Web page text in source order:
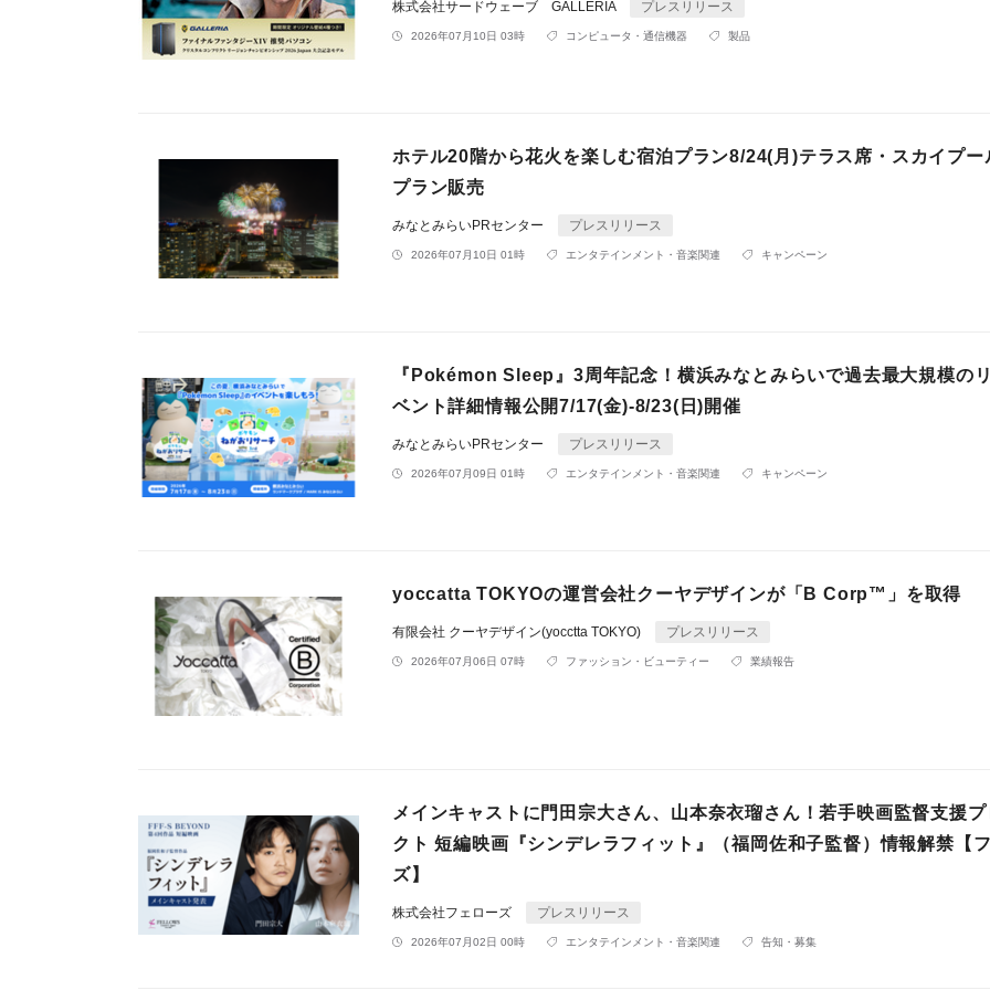
株式会社サードウェーブ GALLERIA プレスリリース
2026年07月10日 03時 コンピュータ・通信機器 製品
ホテル20階から花火を楽しむ宿泊プラン8/24(月)テラス席・スカイプー
プラン販売
みなとみらいPRセンター プレスリリース
2026年07月10日 01時 エンタテインメント・音楽関連 キャンペーン
『Pokémon Sleep』3周年記念！横浜みなとみらいで過去最大規模の
ベント詳細情報公開7/17(金)-8/23(日)開催
みなとみらいPRセンター プレスリリース
2026年07月09日 01時 エンタテインメント・音楽関連 キャンペーン
yoccatta TOKYOの運営会社クーヤデザインが「B Corp™」を取得
有限会社 クーヤデザイン(yocctta TOKYO) プレスリリース
2026年07月06日 07時 ファッション・ビューティー 業績報告
メインキャストに門田宗大さん、山本奈衣瑠さん！若手映画監督支援プ
クト 短編映画『シンデレラフィット』（福岡佐和子監督）情報解禁【
ズ】
株式会社フェローズ プレスリリース
2026年07月02日 00時 エンタテインメント・音楽関連 告知・募集